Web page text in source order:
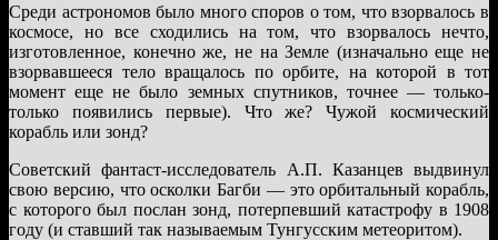
Среди астрономов было много споров о том, что взорвалось в
космосе, но все сходились на том, что взорвалось нечто,
изготовленное, конечно же, не на Земле (изначально еще не
взорвавшееся тело вращалось по орбите, на которой в тот
момент еще не было земных спутников, точнее — только-
только появились первые). Что же? Чужой космический
корабль или зонд?
Советский фантаст-исследователь А.П. Казанцев выдвинул
свою версию, что осколки Багби — это орбитальный корабль,
с которого был послан зонд, потерпевший катастрофу в 1908
году (и ставший так называемым Тунгусским метеоритом).